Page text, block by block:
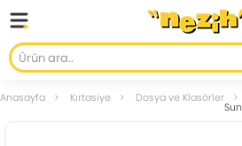
Anasayfa Kırtasiye Dosya ve Klasörler